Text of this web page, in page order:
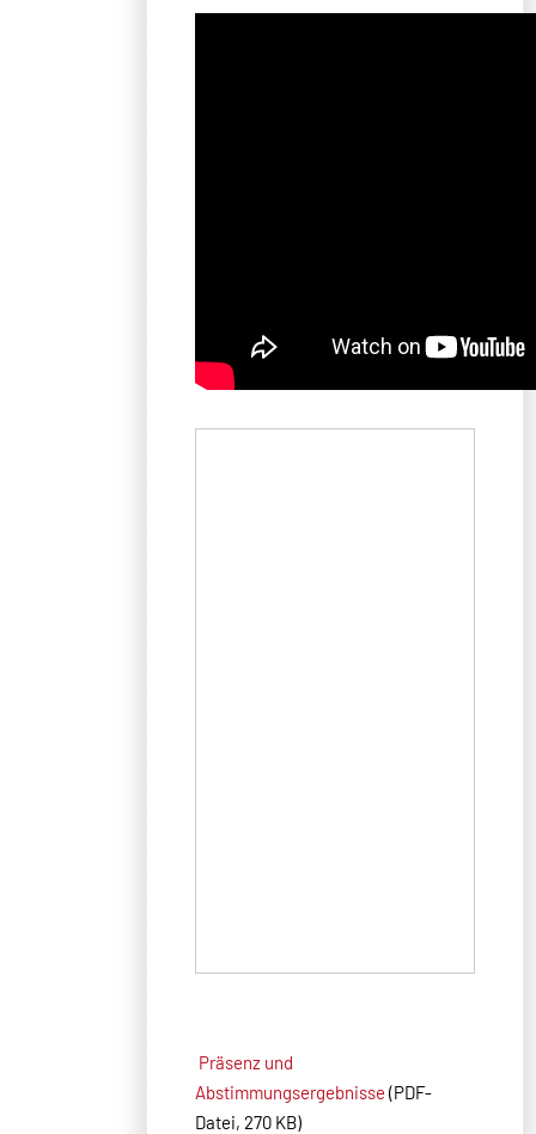
Präsenz und
Abstimmungsergebnisse (PDF-
Datei, 270 KB)